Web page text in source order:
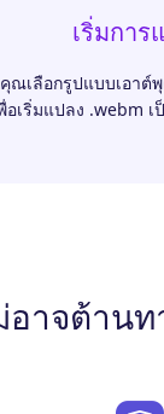
เริ่มการ
ณเลือกรูปแบบเอาต์
อเริ่มแปลง .webm
อาจต้าน